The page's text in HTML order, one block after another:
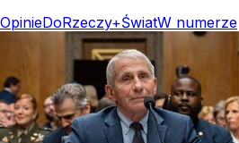
OpinieDoRzeczy+ŚwiatW numerze